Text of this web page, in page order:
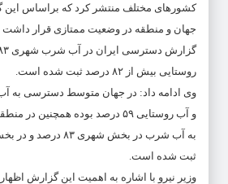
کشورهای مختلف منتشر کرد که براساس
جهان و منطقه در وضعیت ممتازی قرار داشت
روستایی بیش از ۸۲ درصد ثبت شده است.
و آب روستایی ۵۹ درصد بوده
ثبت شده است.
وزیر نیرو با اشاره به اهمیت این گزارش